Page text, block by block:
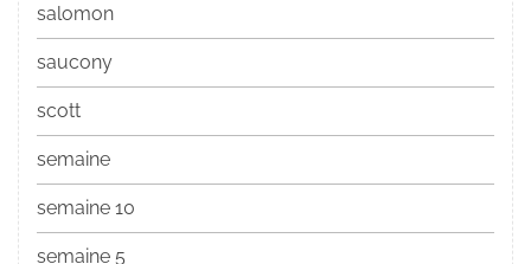
salomon
saucony
scott
semaine
semaine 10
semaine 5